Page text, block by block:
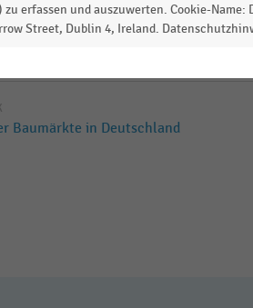
in Deutschland nach
Baumärkte in Deutschland
erfassen und auszuwerten. Cookie-Name:
Street, Dublin 4, Ireland.